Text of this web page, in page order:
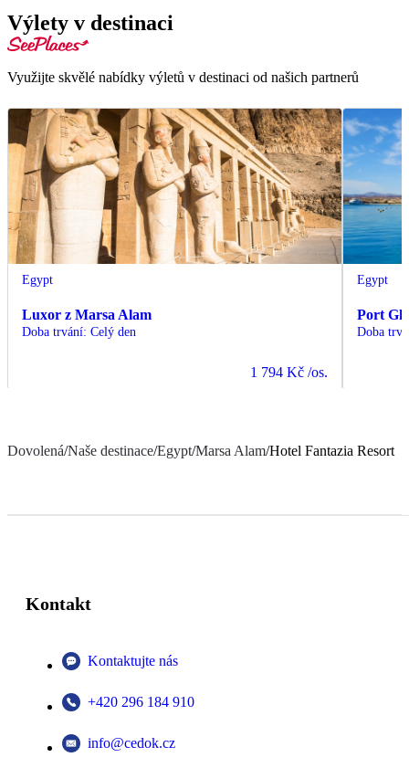
Výlety v destinaci
Využijte skvělé nabídky výletů v destinaci od našich partnerů
Egypt
Luxor z Marsa Alam
Doba trvání: Celý den
1 794 Kč /os.
Egypt
Port
Doba
Dovolená/Naše destinace/Egypt/Marsa Alam/Hotel Fantazia Resort
Kontakt
Kontaktujte nás
+420 296 184 910
info@cedok.cz